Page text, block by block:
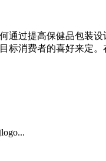
过提高保健品包装
消费者的喜好来定